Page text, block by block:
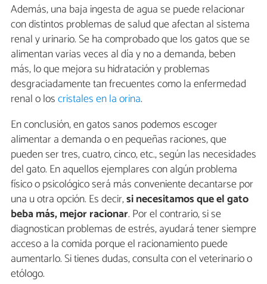
Además, una baja ingesta de agua se puede relacionar
con distintos problemas de salud que afectan al sistema
renal y urinario. Se ha comprobado que los gatos que se
alimentan varias veces al día y no a demanda, beben
más, lo que mejora su hidratación y problemas
desgraciadamente tan frecuentes como la enfermedad
renal o loscristales en la orina.
En conclusión, en gatos sanos podemos escoger
alimentar a demanda o en pequeñas raciones, que
pueden ser tres, cuatro, cinco, etc., según las necesidades
del gato. En aquellos ejemplares con algún problema
físico o psicológico será más conveniente decantarse por
una u otra opción. Es decir,si necesitamos que el gato
beba más, mejor racionar. Por el contrario, si se
diagnostican problemas de estrés, ayudará tener siempre
acceso a la comida porque el racionamiento puede
aumentarlo. Si tienes dudas, consulta con el veterinario o
etólogo.